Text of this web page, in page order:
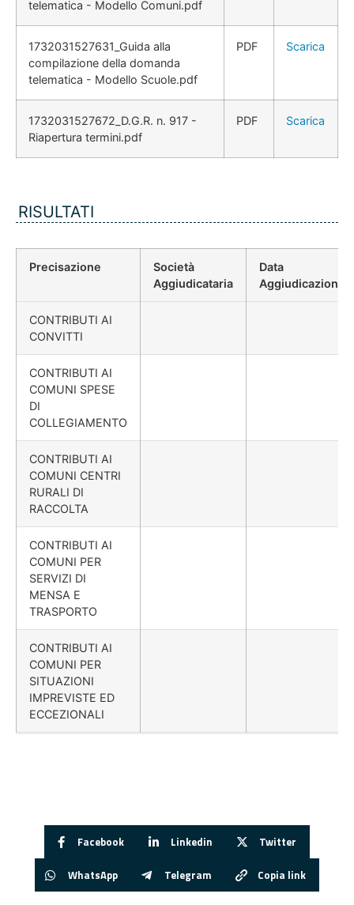
telematica - Modello Comuni.pdf
1732031527631_Guida alla
compilazione della domanda
telematica - Modello Scuole.pdf
PDF Scarica
1732031527672_D.G.R. n. 917 -
Riapertura termini.pdf
PDF Scarica
RISULTATI
Precisazione
Società
Aggiudicataria
Data
Aggiudicazione
CONTRIBUTI AI
CONVITTI
CONTRIBUTI AI
COMUNI SPESE
DI
COLLEGIAMENTO
CONTRIBUTI AI
COMUNI CENTRI
RURALI DI
RACCOLTA
CONTRIBUTI AI
COMUNI PER
SERVIZI DI
MENSA E
TRASPORTO
CONTRIBUTI AI
COMUNI PER
SITUAZIONI
IMPREVISTE ED
ECCEZIONALI
Facebook Linkedin Twitter
WhatsApp Telegram Copia link